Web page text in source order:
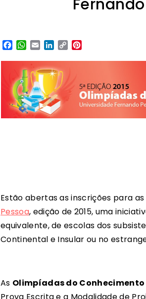
Facebook
WhatsApp
EmailLinkedIn
Copy
Estão abertas as inscrições para as
Pessoa, edição de 2015, uma
equivalente, de escolas dos
Continental e Insular ou no
As Olimpíadas do Conhecimento